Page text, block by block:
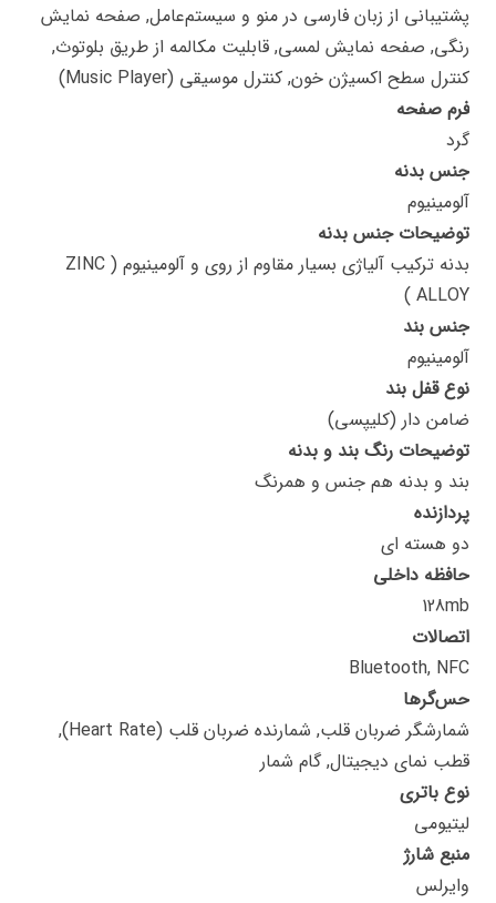
پشتیبانی از زبان فارسی در منو و سیستم‌عامل, صفحه نمایش
رنگی, صفحه نمایش لمسی, قابلیت مکالمه از طریق بلوتوث,
کنترل سطح اکسیژن خون, کنترل موسیقی (Music Player)
فرم صفحه
گرد
جنس بدنه
آلومینیوم
توضیحات جنس بدنه
بدنه ترکیب آلیاژی بسیار مقاوم از روی و آلومینیوم ( ZINC
ALLOY )
جنس بند
آلومینیوم
نوع قفل بند
ضامن دار (کلیپسی)
توضیحات رنگ بند و بدنه
بند و بدنه هم جنس و همرنگ
پردازنده
دو هسته ای
حافظه داخلی
128mb
اتصالات
Bluetooth, NFC
حس‌گرها
شمارشگر ضربان قلب, شمارنده ضربان قلب (Heart Rate),
قطب نمای دیجیتال, گام شمار
نوع باتری
لیتیومی
منبع شارژ
وایرلس